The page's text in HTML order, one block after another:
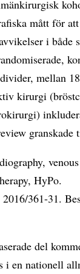
mått för
i både
mellan
kirurgi
granskade
HyPo.
361-31.
del
i en nationell